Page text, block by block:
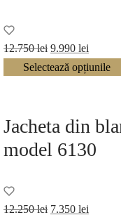
12.750lei Prețul
inițial a
9.990 lei
curent
Selectează opțiunile
Jacheta din
model 6130
12.250lei Prețul
7.350 lei